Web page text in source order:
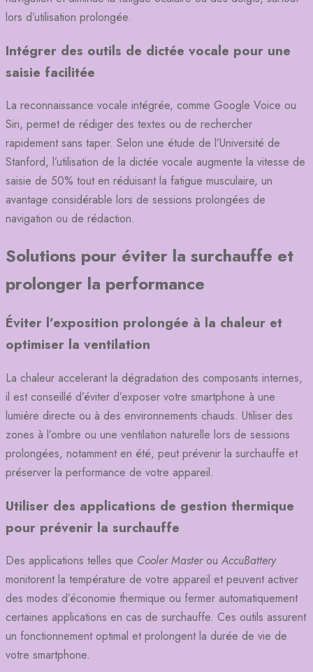
lors d’utilisation prolongée.
Intégrer des outils de dictée vocale pour une
saisie facilitée
La reconnaissance vocale intégrée, comme Google Voice ou
Siri, permet de rédiger des textes ou de rechercher
rapidement sans taper. Selon une étude de l’Université de
Stanford, l’utilisation de la dictée vocale augmente la vitesse de
saisie de 50% tout en réduisant la fatigue musculaire, un
avantage considérable lors de sessions prolongées de
navigation ou de rédaction.
Solutions pour éviter la surchauffe et
prolonger la performance
Éviter l’exposition prolongée à la chaleur et
optimiser la ventilation
La chaleur accelerant la dégradation des composants internes,
il est conseillé d’éviter d’exposer votre smartphone à une
lumière directe ou à des environnements chauds. Utiliser des
zones à l’ombre ou une ventilation naturelle lors de sessions
prolongées, notamment en été, peut prévenir la surchauffe et
préserver la performance de votre appareil.
Utiliser des applications de gestion thermique
pour prévenir la surchauffe
Des applications telles que Cooler Masterou AccuBattery
monitorent la température de votre appareil et peuvent activer
des modes d’économie thermique ou fermer automatiquement
certaines applications en cas de surchauffe. Ces outils assurent
un fonctionnement optimal et prolongent la durée de vie de
votre smartphone.